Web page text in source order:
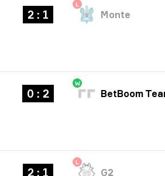
2 : 1
L
Monte
0 : 2
W
BetBoom
2 : 1
L
G2